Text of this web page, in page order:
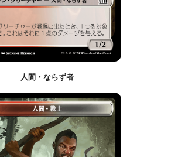
人間・ならず者